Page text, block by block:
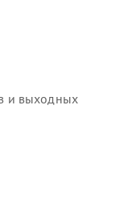
и выходных